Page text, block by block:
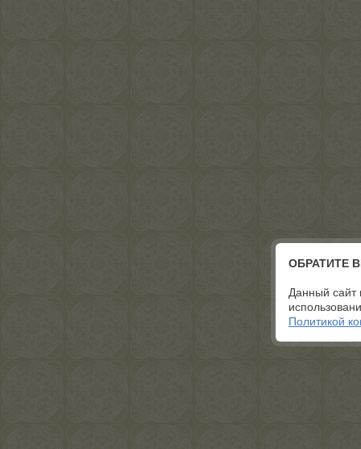
ОБРАТИТЕ
Данный сайт
Политикой